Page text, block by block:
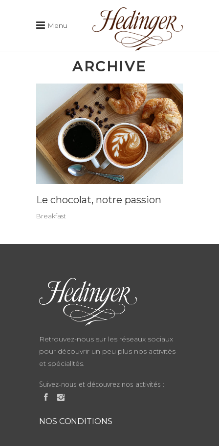
Menu
ARCHIVE
Le chocolat, notre passion
Breakfast
Retrouvez-nous sur les réseaux sociaux
pour découvrir un peu plus nos activités
et spécialités.
Suivez-nous et découvrez nos activités :
NOS CONDITIONS